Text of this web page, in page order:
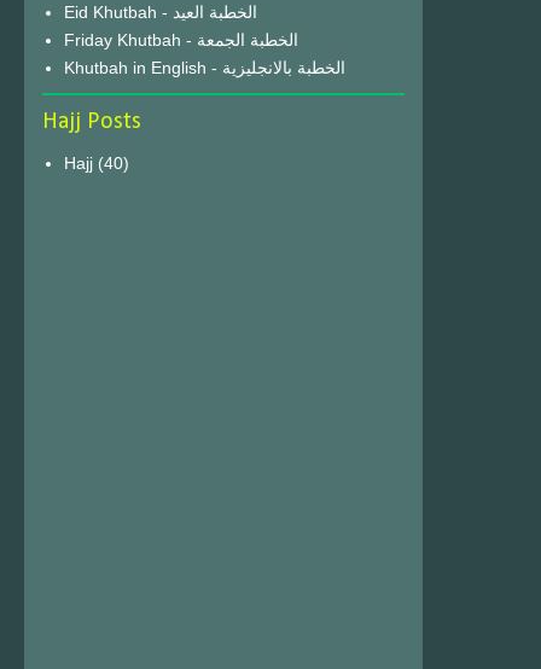
Eid Khutbah - الخطبة العيد
Friday Khutbah - الخطبة الجمعة
Khutbah in English - الخطبة بالانجليزية
Hajj Posts
Hajj (40)